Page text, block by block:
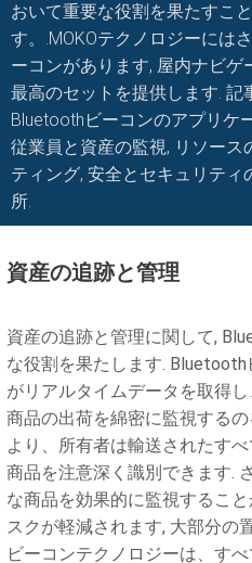
おいて重要な役割を果たすこ
す。.MOKOテクノロジーには
ーコンがあります, 屋内ナビ
最高のセットを提供します. 記
Bluetoothビーコンのアプリケ
従業員と資産の監視, リソース
ティング, 安全とセキュリティ
所.
資産の追跡と管理
資産の追跡と管理に関して,
な役割を果たします.
がリアルタイムデータを取得
商品の出荷を綿密に監視する
より、所有者は輸送されたす
商品を注意深く識別できます.
な商品を効果的に監視するこ
スクが軽減されます, 大部分の
ビーコンテクノロジーは、す